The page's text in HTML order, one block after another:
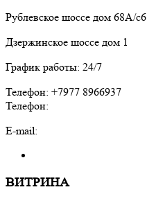
Рублевское шоссе дом 68А/с6
Дзержинское шоссе дом 1
График работы: 24/7
Телефон: +7977 8966937
Телефон:
E-mail:
ВИТРИНА